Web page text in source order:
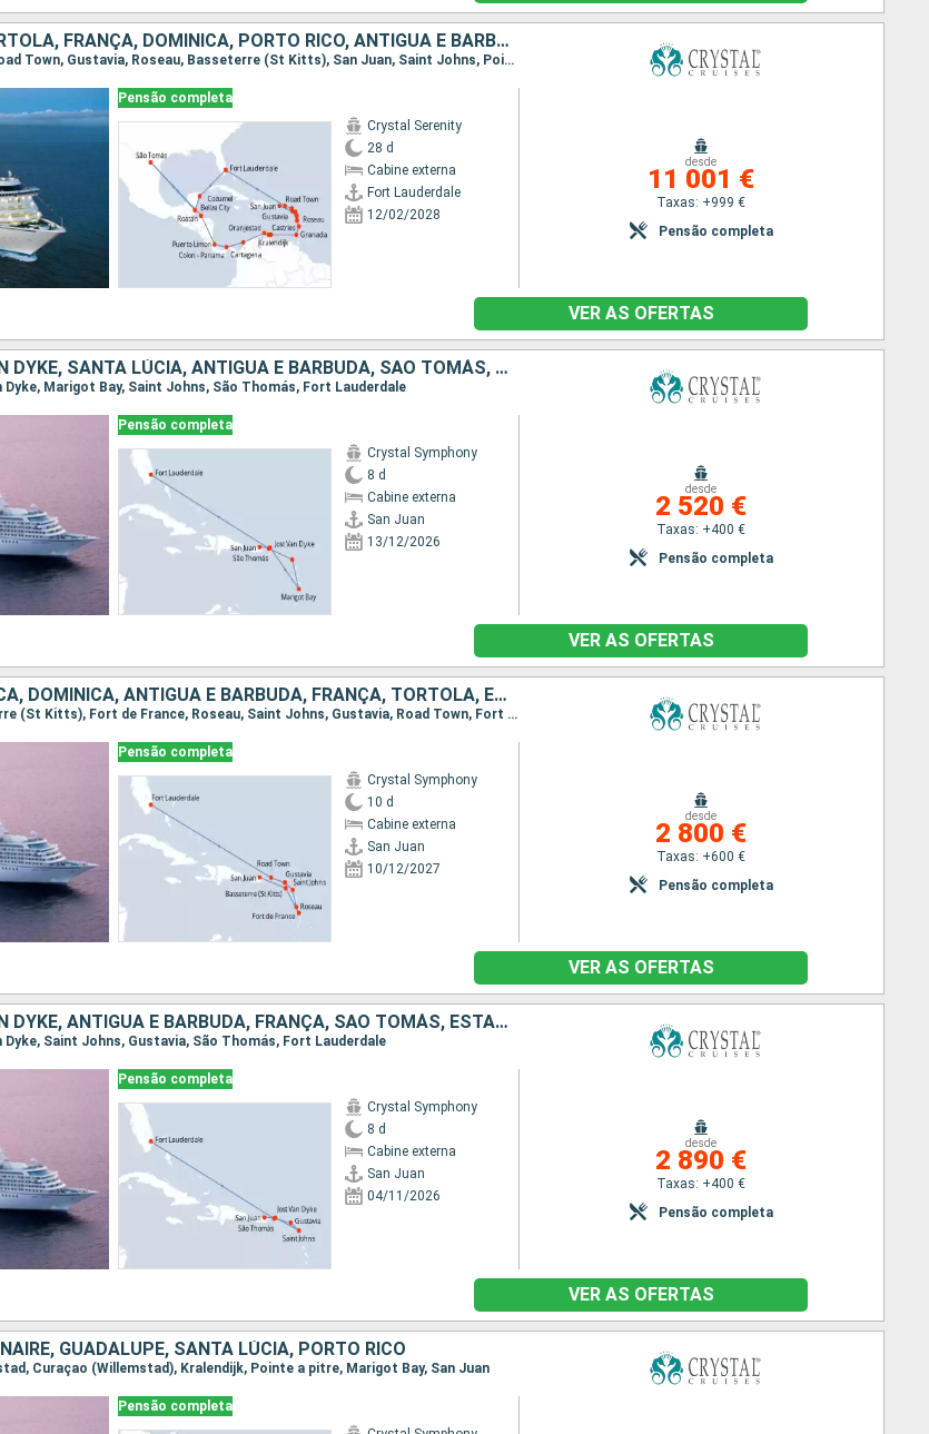
ESTADOS UNIDOS, TORTOLA, FRANÇA, DOMINICA, PORTO RICO, ANTÍGUA E BARBUDA, GUADALUPE, SANTA LÚCIA, GRENADA, BONAIRE, ARUBA, COLÔMBIA, PANAMA, COSTA RICA, HONDURAS, SÃO TOMÁS, BELIZE, CARAIBAS - MEXICO
Itinerário : Fort Lauderdale, Road Town, Gustavia, Roseau, Basseterre (St Kitts), San Juan, Saint Johns, Pointe a pitre, Castries, Granada, Kralendijk, Curaçao (Willemstad), Oranjestad, Cartagena, Colon - Panama, Puerto Limon, Roatán, São Tomás, Belize City, Cozumel, Fort Lauderdale
Pensão completa
Crystal Serenity
28 d
Cabine externa
Fort Lauderdale
12/02/2028
desde
11 001 €
Taxas: +999 €
Pensão completa
VER AS OFERTAS
PORTO RICO, JOST VAN DYKE, SANTA LÚCIA, ANTÍGUA E BARBUDA, SÃO TOMÁS, ESTADOS UNIDOS
Dyke, Marigot Bay, Saint Johns, São Thomás, Fort Lauderdale
Pensão completa
Crystal Symphony
8 d
Cabine externa
San Juan
13/12/2026
desde
2 520 €
Taxas: +400 €
Pensão completa
VER AS OFERTAS
PORTO RICO, MARTINICA, DOMINICA, ANTÍGUA E BARBUDA, FRANÇA, TORTOLA, ESTADOS UNIDOS
Itinerário : San Juan, Basseterre (St Kitts), Fort de France, Roseau, Saint Johns, Gustavia, Road Town, Fort Lauderdale
Pensão completa
Crystal Symphony
10 d
Cabine externa
San Juan
10/12/2027
desde
2 800 €
Taxas: +600 €
Pensão completa
VER AS OFERTAS
PORTO RICO, JOST VAN DYKE, ANTÍGUA E BARBUDA, FRANÇA, SÃO TOMÁS, ESTADOS UNIDOS
Dyke, Saint Johns, Gustavia, São Thomás, Fort Lauderdale
Pensão completa
Crystal Symphony
8 d
Cabine externa
San Juan
04/11/2026
desde
2 890 €
Taxas: +400 €
Pensão completa
VER AS OFERTAS
GUADALUPE, SANTA LÚCIA, PORTO RICO
Curaçao (Willemstad), Kralendijk, Pointe a pitre, Marigot Bay, San Juan
Pensão completa